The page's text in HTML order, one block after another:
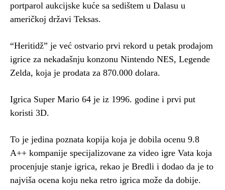
portparol aukcijske kuće sa sedištem u Dalasu u
američkoj državi Teksas.
“Heritidž” je već ostvario prvi rekord u petak prodajom
igrice za nekadašnju konzonu Nintendo NES, Legende
Zelda, koja je prodata za 870.000 dolara.
Igrica Super Mario 64 je iz 1996. godine i prvi put
koristi 3D.
To je jedina poznata kopija koja je dobila ocenu 9.8
A++ kompanije specijalizovane za video igre Vata koja
procenjuje stanje igrica, rekao je Bredli i dodao da je to
najviša ocena koju neka retro igrica može da dobije.